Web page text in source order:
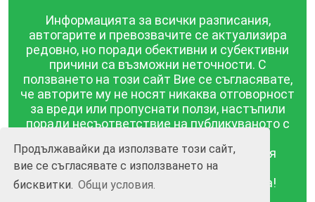
Продължавайки да използвате този сайт,
вие се съгласявате с използването на
бисквитки. Общи условия.
Информацията за всички разписания,
автогарите и превозвачите се актуализира
редовно, но поради обективни и субективни
причини са възможни неточности. С
ползването на този сайт Вие се съгласявате,
че авторите му не носят никаква отговорност
за вреди или пропуснати ползи, настъпили
поради несъответствие на публикуваното с
публикувана в този сайт се предоставя
такава каквато е, без гаранция за
съответствието ѝ с действителността!